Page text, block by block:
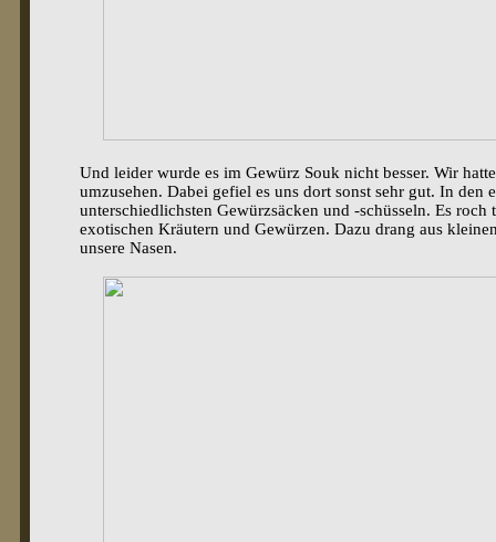
Und leider wurde es im Gewürz Souk nicht besser. Wir
umzusehen. Dabei gefiel es uns dort sonst sehr gut. In
unterschiedlichsten Gewürzsäcken und -schüsseln. Es
exotischen Kräutern und Gewürzen. Dazu drang aus
unsere Nasen.